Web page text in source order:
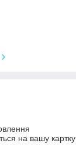
на вашу картку